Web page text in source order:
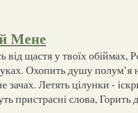
Мене
від щастя у твоїх обіймах,
Охопить душу полум’я
зачах. Летять цілунки -
пристрасні слова, Горить